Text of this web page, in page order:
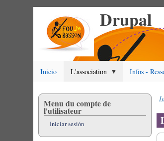
Drupal
Inicio L'association Infos -
Menu du compte de
l'utilisateur
Iniciar sesión